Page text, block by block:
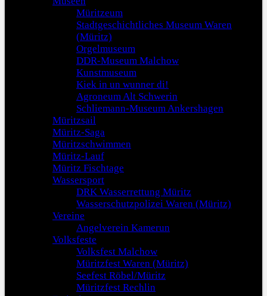
Müritzeum
Stadtgeschichtliches Museum Waren
(Müritz)
Orgelmuseum
DDR-Museum Malchow
Kunstmuseum
Kiek in un wunner di!
Agroneum Alt Schwerin
Schliemann-Museum Ankershagen
Müritzsail
Müritz-Saga
Müritzschwimmen
Müritz-Lauf
Müritz Fischtage
Wassersport
DRK Wasserrettung Müritz
Wasserschutzpolizei Waren (Müritz)
Vereine
Angelverein Kamerun
Volksfeste
Volksfest Malchow
Müritzfest Waren (Müritz)
Seefest Röbel/Müritz
Müritzfest Rechlin